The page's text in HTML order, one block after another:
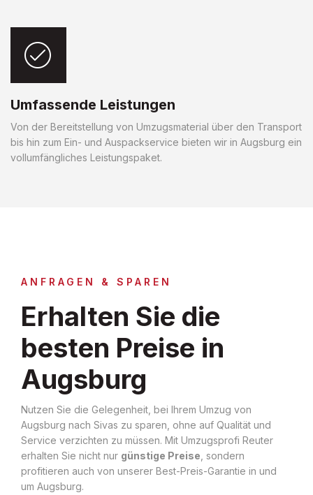
Umfassende Leistungen
Von der Bereitstellung von Umzugsmaterial über den Transport
bis hin zum Ein- und Auspackservice bieten wir in Augsburg ein
vollumfängliches Leistungspaket.
ANFRAGEN & SPAREN
Erhalten Sie die
besten Preise in
Augsburg
Nutzen Sie die Gelegenheit, bei Ihrem Umzug von
Augsburg nach Sivas zu sparen, ohne auf Qualität und
Service verzichten zu müssen. Mit Umzugsprofi Reuter
erhalten Sie nicht nur günstige Preise , sondern
profitieren auch von unserer Best-Preis-Garantie in und
um Augsburg.